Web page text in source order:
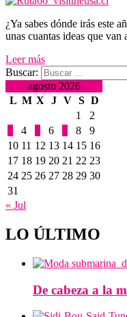
¿Ya sabes dónde irás este
unas cuantas ideas que
Leer más
Buscar:
agosto 2026
L M X J V S D
1
2
4 6 8
9
10 11 12 13 14 15 16
17 18 19 20 21 22 23
24 25 26 27 28 29 30
31
« Jul
LO ÚLTIMO
De cabeza a la